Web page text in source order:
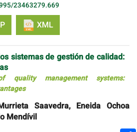
23463279.669
XML
sistemas de gestión de calidad:
quality management systems:
Saavedra, Eneida Ochoa
Mendívil